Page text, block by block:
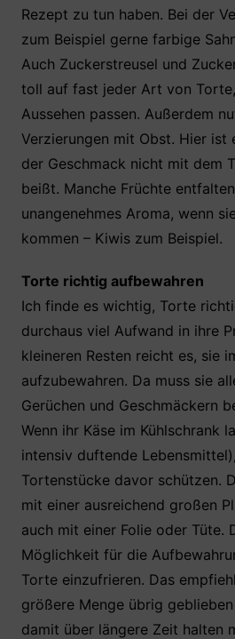
Rezept zu tun haben. Bei der
zum Beispiel gerne farbige
Auch Zuckerstreusel und
toll auf fast jeder Art von
Aussehen passen. Außerdem
Verzierungen mit Obst. Hier ist
der Geschmack nicht mit dem
beißt. Manche Früchte
unangenehmes Aroma, wenn
kommen – Kiwis zum Beispiel.
Torte richtig aufbewahren
Ich finde es wichtig, Torte
durchaus viel Aufwand in ihre
kleineren Resten reicht es, sie
aufzubewahren. Da muss sie
Gerüchen und Geschmäckern
Wenn ihr Käse im Kühlschrank
intensiv duftende
Tortenstücke davor schützen.
mit einer ausreichend großen
auch mit einer Folie oder Tüte.
Möglichkeit für die
Torte einzufrieren. Das
größere Menge übrig
damit über längere Zeit halten